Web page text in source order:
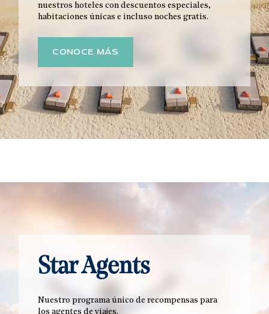
nuestros hoteles con descuentos especiales,
habitaciones únicas e incluso noches gratis.
CONOCE MÁS
Star Agents
Nuestro programa único de recompensas para
los agentes de viajes.